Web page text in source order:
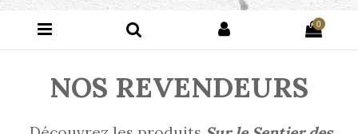
0
NOS REVENDEURS